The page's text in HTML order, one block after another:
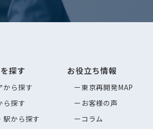
探す
から探す
ら探す
駅から探す
お役立ち情報
東京再開発MAP
お客様の声
コラム